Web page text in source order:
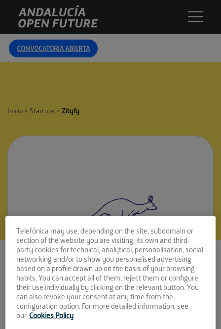
content
Andalucía
Open
Future
CONVOCATORIA ABIERTA
Inicio > Startups > Zityfy
Telefónica may use, depending on the site, subdomain or
section of the website you are visiting, its own and third-
party cookies for technical, analytical, personalisation, social
networking and/or to show you personalised advertising
based on a profile drawn up on the basis of your browsing
habits. You can accept all of them, reject them or configure
their use individually by clicking on the relevant button. You
can also revoke your consent at any time from the
configuration option. For more detailed information, see
our Cookies Policy